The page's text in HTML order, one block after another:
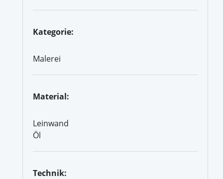
Kategorie:
Malerei
Material:
Leinwand
Öl
Technik: